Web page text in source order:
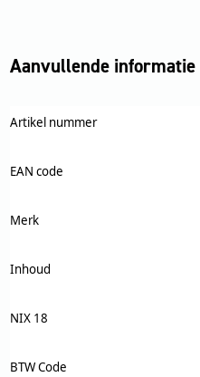
Aanvullende informatie
Artikel nummer
EAN code
Merk
Inhoud
NIX 18
BTW Code